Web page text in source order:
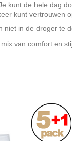
kunt de hele dag
kunt vertrouwen
in de droger te
van comfort en